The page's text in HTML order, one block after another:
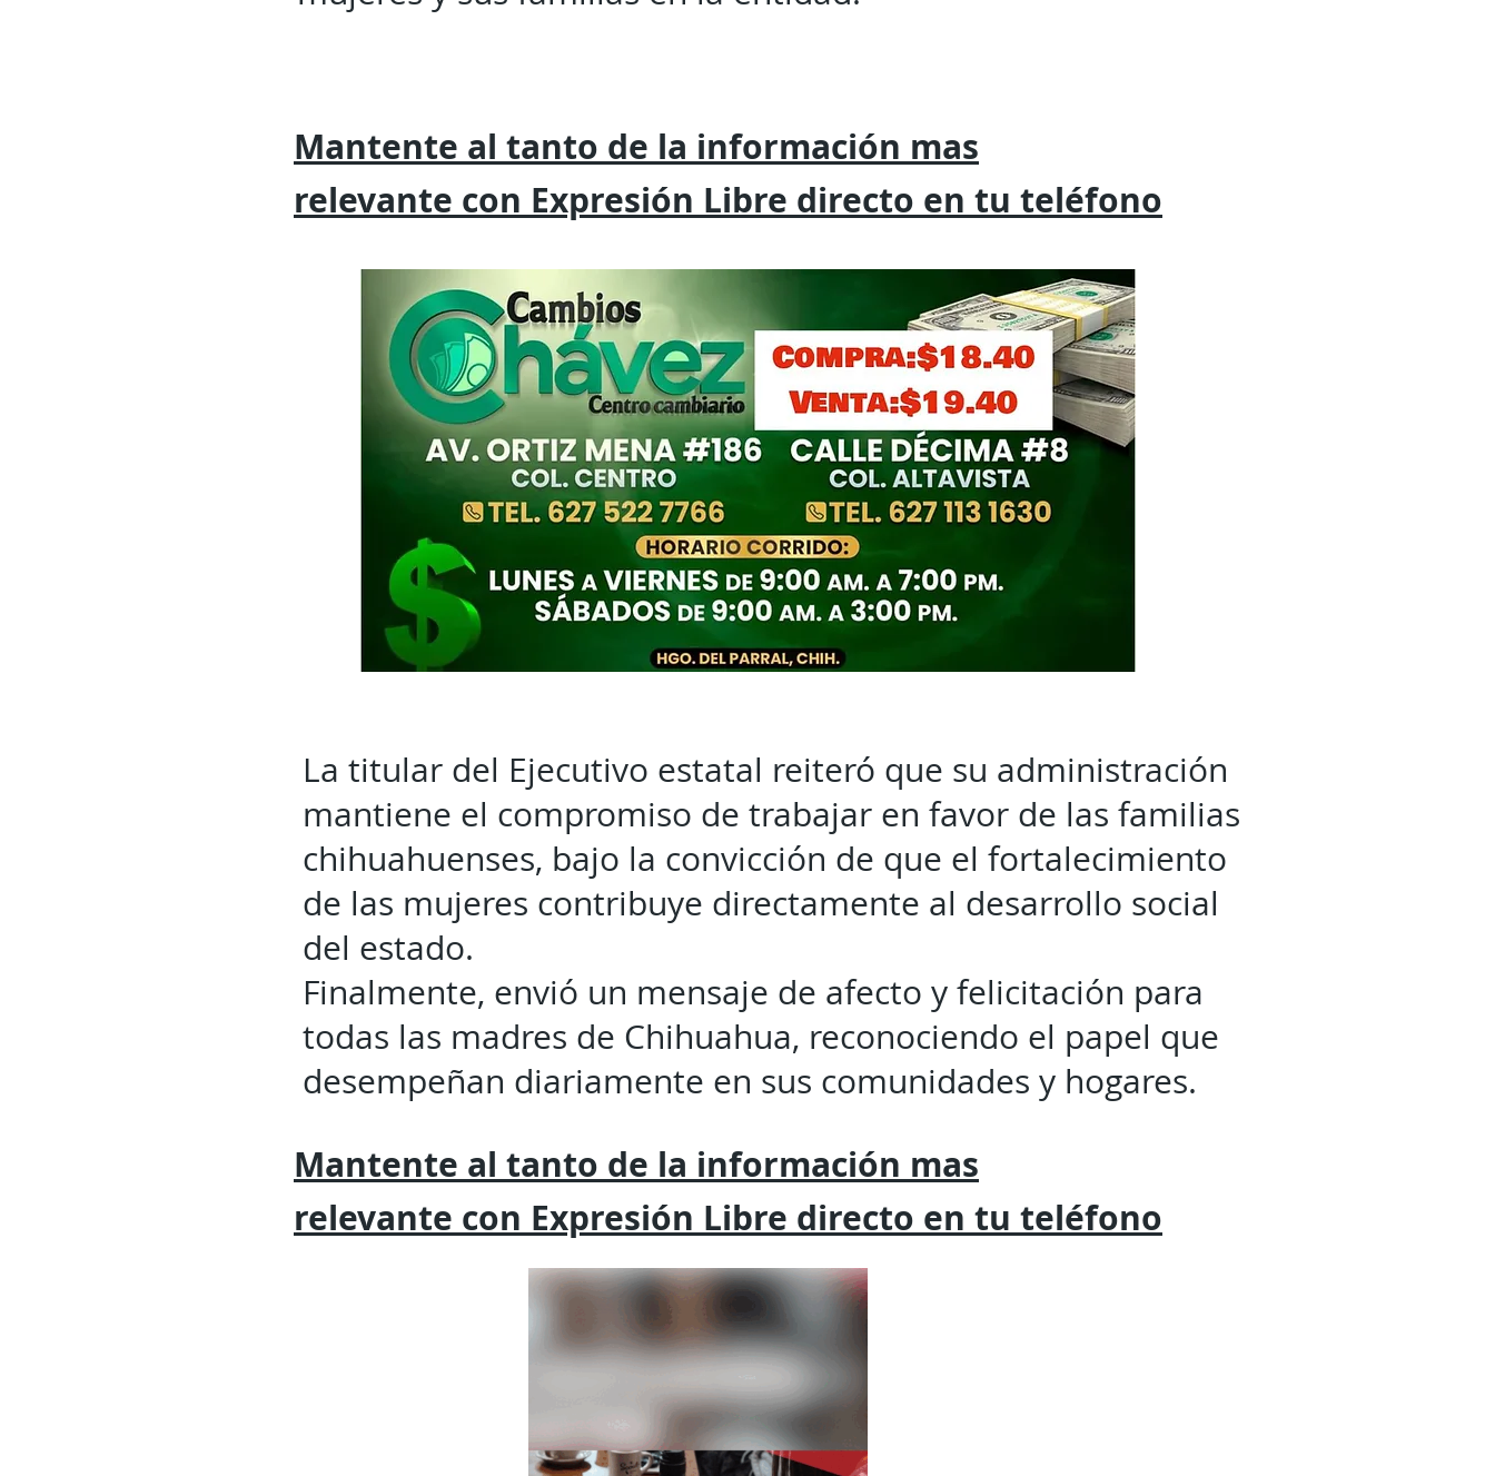
Mantente al tanto de la información mas
relevante con Expresión Libre directo en tu teléfono
La titular del Ejecutivo estatal reiteró que su administración
mantiene el compromiso de trabajar en favor de las familias
chihuahuenses, bajo la convicción de que el fortalecimiento
de las mujeres contribuye directamente al desarrollo social
del estado.
Finalmente, envió un mensaje de afecto y felicitación para
todas las madres de Chihuahua, reconociendo el papel que
desempeñan diariamente en sus comunidades y hogares.
Mantente al tanto de la información mas
relevante con Expresión Libre directo en tu teléfono